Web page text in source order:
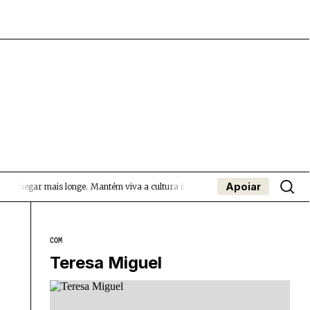
mais longe. Mantém viva a cultura independente — apoia o
Apoiar
COM
Teresa Miguel